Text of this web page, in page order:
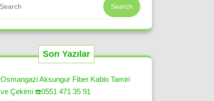
Search
Son Yazılar
Osmangazi Aksungur Fiber Kablo Tamiri
ve Çekimi ☎️0551 471 35 91